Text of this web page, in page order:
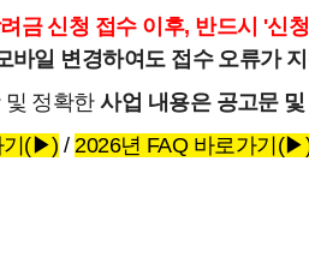
금 신청 접수 이후, 반드시 '신
일 변경하여도 접수 오류가
및 정확한사업 내용은 공고문 및
기(▶) /2026년 FAQ 바로가기